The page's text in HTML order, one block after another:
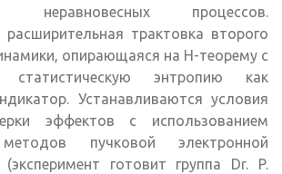
неравновесных процессов.
трактовка второго
опирающаяся на H-теорему с
энтропию как
Устанавливаются условия
эффектов с использованием
пучковой электронной
готовит группа Dr. P.